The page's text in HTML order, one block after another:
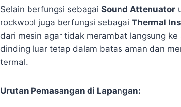
Selain berfungsi sebagai Sound Attenuator
rockwool juga berfungsi sebagai Thermal
dari mesin agar tidak merambat langsung
dinding luar tetap dalam batas aman dan
termal.
Urutan Pemasangan di Lapangan: